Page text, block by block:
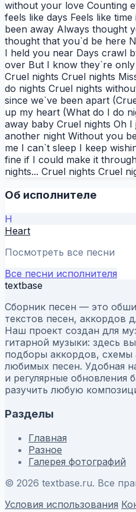
without your love Counting
feels like days Feels like
been away Always thought
thought that you`d be here
I held you near Days crawl
over But I know they`re
Cruel nights Cruel nights
do nights Cruel nights
since we`ve been apart
up my heart (What do I do
away baby Cruel nights Oh
another night Without you
me I can`t sleep I keep
fine if I could make it
nights... Cruel nights Cruel
Об исполнителе
H
Heart
Посмотреть все песни
Все песни исполнителя
textbase
Сборник песен — это
текстов песен, аккордов
Наш проект создан для
гитарной музыки: здесь
подборы аккордов, схемы
любимых песен. Удобная
и регулярные обновления
разучить любую
Разделы
Главная
Разное
Галерея фотографий
© 2026 textbase.ru. Все
Условия использования